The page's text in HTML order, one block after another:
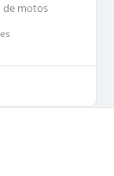
de motos